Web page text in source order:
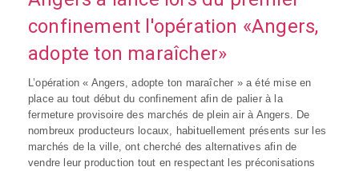
confinement l'opération «Angers,
adopte ton maraîcher»
L’opération « Angers, adopte ton maraîcher » a été mise en
place au tout début du confinement afin de palier à la
fermeture provisoire des marchés de plein air à Angers. De
nombreux producteurs locaux, habituellement présents sur les
marchés de la ville, ont cherché des alternatives afin de
vendre leur production tout en respectant les préconisations